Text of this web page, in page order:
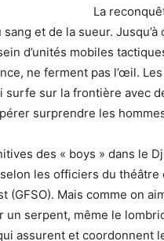
La
et de la sueur.
d’unités mobiles
ne ferment pas l’œil.
surfe sur la frontière avec
surprendre les
des « boys » dans le
les officiers du
(GFSO). Mais comme on
un serpent, même le
assurent et coordonnent